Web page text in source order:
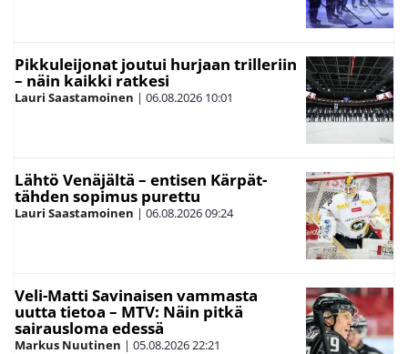
Pikkuleijonat joutui hurjaan trilleriin
– näin kaikki ratkesi
Lauri Saastamoinen | 06.08.2026 10:01
Lähtö Venäjältä – entisen Kärpät-
tähden sopimus purettu
Lauri Saastamoinen | 06.08.202609:24
Veli-Matti Savinaisen vammasta
uutta tietoa – MTV: Näin pitkä
sairausloma edessä
Markus Nuutinen | 05.08.202622:21